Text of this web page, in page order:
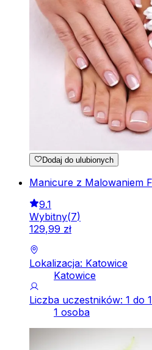
Dodaj do ulubionych
Manicure z Malowaniem
9.1
Wybitny(7)
129,99 zł
Lokalizacja: Katowice
Katowice
Liczba uczestników: 1 do
1 osoba